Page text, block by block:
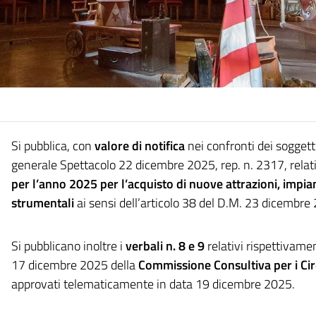
Si pubblica, convalore di notificanei confronti dei
generale Spettacolo 22 dicembre 2025, rep. n. 2317,
per l’anno 2025 per l’acquisto di nuove attrazioni,
strumentaliai sensi dell’articolo 38 del D.M. 23
Si pubblicano inoltre iverbali n. 8 e 9relativi
17 dicembre 2025 dellaCommissione Consultiva per i
approvati telematicamente in data 19 dicembre 2025.